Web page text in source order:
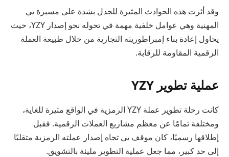
وقد أثرت هذه الحوادث المثيرة للجدل بشدة على مسيرة يي
المهنية وهي عوامل خلفية مهمة في تحوله نحو إصدار YZY، حيث
يحاول إعادة بناء إمبراطوريته التجارية من خلال طبيعة العملة
الرقمية المقاومة للرقابة.
عملية تطوير YZY
كانت رحلة تطوير عملة YZY الرمزية في الواقع مثيرة للغاية،
ومختلفة تمامًا عن معظم مشاريع العملات الرقمية. فقبل
إطلاقها رسميًا، كان موقف يي تجاه إصدار عملته الرمزية متقلبًا
إلى حد كبير، مما جعل عملية التطوير مليئة بالتشويق.